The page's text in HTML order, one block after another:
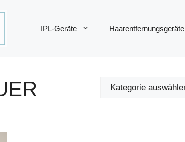
IPL-Geräte Haarentfernungsgeräte